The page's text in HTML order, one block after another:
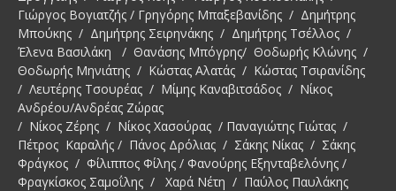
Γιώργος Βογιατζής / Γρηγόρης Μπαξεβανίδης / Δημήτρης
Μπούκης / Δημήτρης Σειρηνάκης / Δημήτρης Τσέλλος /
Έλενα Βασιλάκη / Θανάσης Μπόγρης/ Θοδωρής Κλώνης /
Θοδωρής Μηνιάτης / Κώστας Αλατάς / Κώστας Τσιρανίδης
/ Λευτέρης Τσουρέας / Μίμης Καναβιτσάδος / Νίκος
Ανδρέου/Ανδρέας Ζώρας
/ Νίκος Ζέρης / Νίκος Χασούρας / Παναγιώτης Γιώτας /
Πέτρος Καραλής / Πάνος Δρόλιας / Σάκης Νίκας / Σάκης
Φράγκος / Φίλιππος Φίλης / Φανούρης Εξηνταβελόνης /
Φραγκίσκος Σαμοΐλης / Χαρά Νέτη / Παύλος Παυλάκης